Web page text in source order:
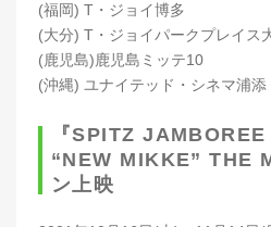
(福岡) T・ジョイ博多
(大分) T・ジョイパークプレイス
(鹿児島)鹿児島ミッテ10
(沖縄) ユナイテッド・シネマ浦添
『SPITZ
“NEW MIKKE” THE
ン上映